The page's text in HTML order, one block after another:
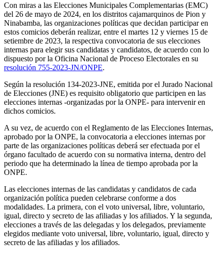
Con miras a las Elecciones Municipales Complementarias (EMC)
del 26 de mayo de 2024, en los distritos cajamarquinos de Pion y
Ninabamba, las organizaciones políticas que decidan participar en
estos comicios deberán realizar, entre el martes 12 y viernes 15 de
setiembre de 2023, la respectiva convocatoria de sus elecciones
internas para elegir sus candidatas y candidatos, de acuerdo con lo
dispuesto por la Oficina Nacional de Proceso Electorales en su
resolución 755-2023-JN/ONPE.
Según la resolución 134-2023-JNE, emitida por el Jurado Nacional
de Elecciones (JNE) es requisito obligatorio que participen en las
elecciones internas -organizadas por la ONPE- para intervenir en
dichos comicios.
A su vez, de acuerdo con el Reglamento de las Elecciones Internas,
aprobado por la ONPE, la convocatoria a elecciones internas por
parte de las organizaciones políticas deberá ser efectuada por el
órgano facultado de acuerdo con su normativa interna, dentro del
periodo que ha determinado la línea de tiempo aprobada por la
ONPE.
Las elecciones internas de las candidatas y candidatos de cada
organización política pueden celebrarse conforme a dos
modalidades. La primera, con el voto universal, libre, voluntario,
igual, directo y secreto de las afiliadas y los afiliados. Y la segunda,
elecciones a través de las delegadas y los delegados, previamente
elegidos mediante voto universal, libre, voluntario, igual, directo y
secreto de las afiliadas y los afiliados.